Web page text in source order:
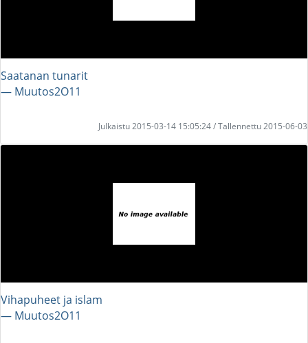
Saatanan tunarit
― Muutos2O11
Julkaistu 2015-03-14 15:05:24 / Tallennettu 2015-06-03
Vihapuheet ja islam
― Muutos2O11